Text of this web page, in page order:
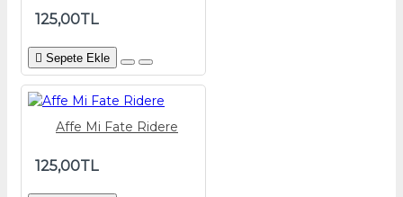
125,00TL
Sepete Ekle
Affe Mi Fate Ridere
125,00TL